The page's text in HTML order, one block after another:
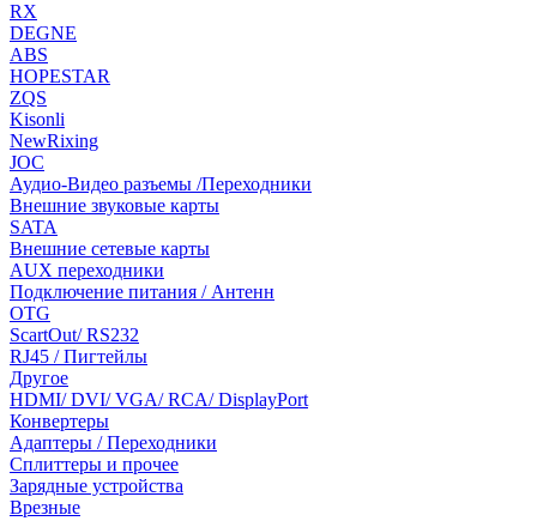
RX
DEGNE
ABS
HOPESTAR
ZQS
Kisonli
NewRixing
JOC
Аудио-Видео разъемы /Переходники
Внешние звуковые карты
SATA
Внешние сетевые карты
AUX переходники
Подключение питания / Антенн
OTG
ScartOut/ RS232
RJ45 / Пигтейлы
Другое
HDMI/ DVI/ VGA/ RCA/ DisplayPort
Конвертеры
Адаптеры / Переходники
Сплиттеры и прочее
Зарядные устройства
Врезные